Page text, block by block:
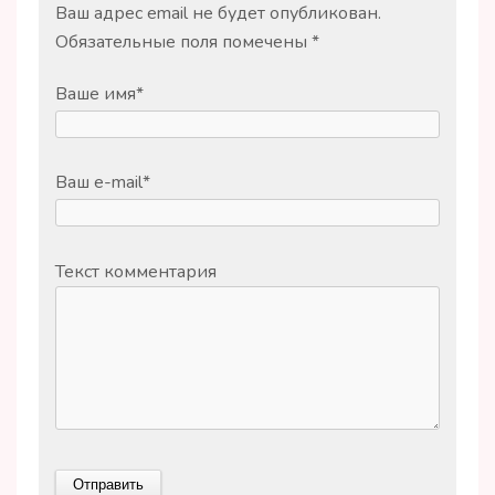
Ваш адрес email не будет опубликован.
Обязательные поля помечены *
Ваше имя*
Ваш e-mail*
Текст комментария